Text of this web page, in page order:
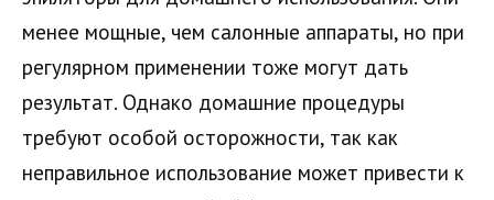
менее мощные, чем салонные аппараты, но при
регулярном применении тоже могут дать
результат. Однако домашние процедуры
требуют особой осторожности, так как
неправильное использование может привести к